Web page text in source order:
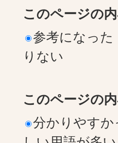
このページの
参考になった
りない
このページの
分かりやすか